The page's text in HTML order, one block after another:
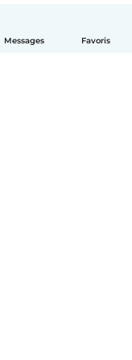
Messages Favoris